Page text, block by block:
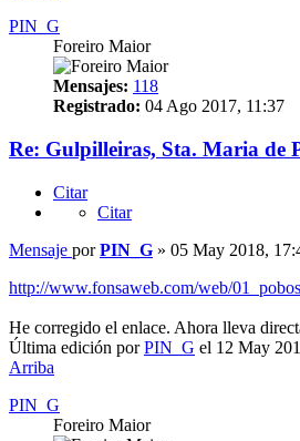
PIN_G
Foreiro Maior
Mensajes: 118
Registrado: 04 Ago 2017, 11:37
Re: Gulpilleiras, Sta. Maria de
Citar
Citar
Mensaje porPIN_G » 05 May 2018,
http://www.fonsaweb.com/web/
He corregido el enlace. Ahora lleva
Última edición porPIN_G el 12 May
Arriba
PIN_G
Foreiro Maior